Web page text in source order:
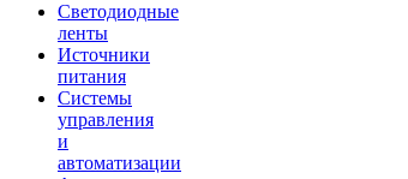
Светодиодные
ленты
Источники
питания
Системы
управления
и
автоматизации